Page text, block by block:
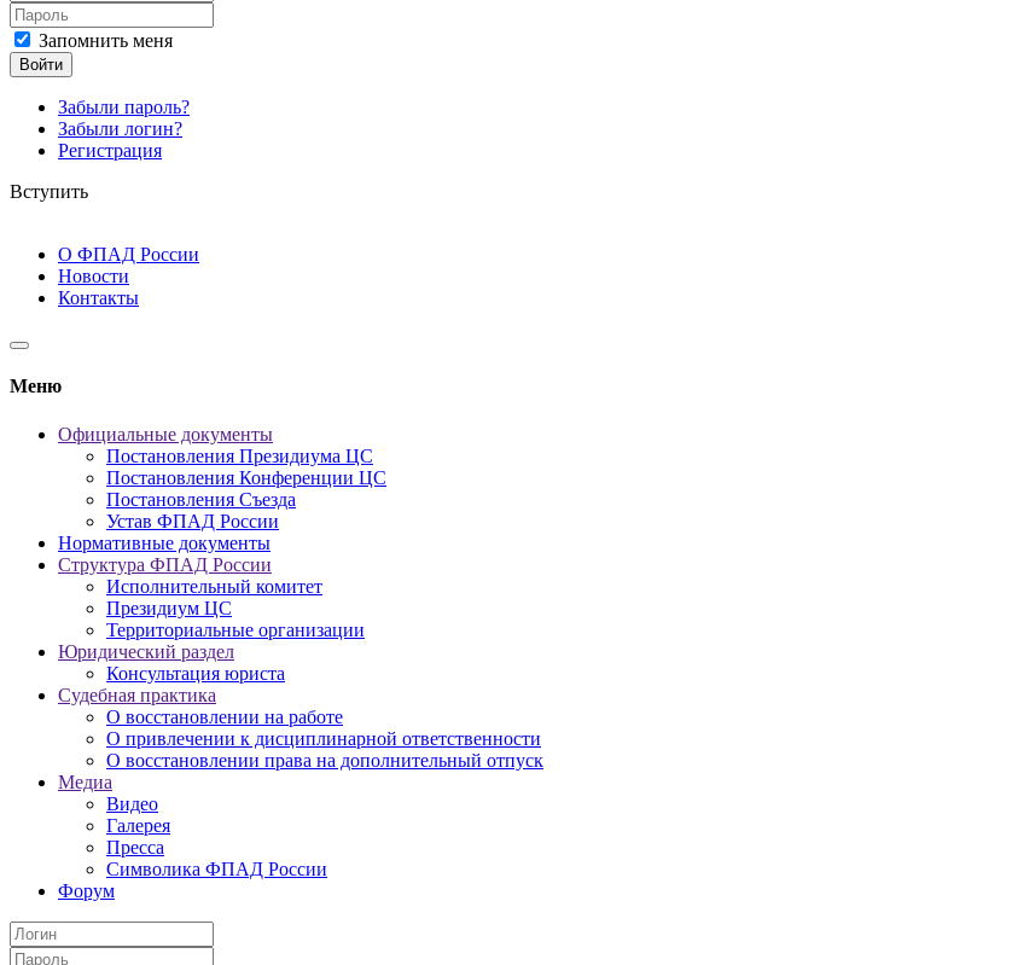
Запомнить меня
Войти
Забыли пароль?
Забыли логин?
Регистрация
Вступить
О ФПАД России
Новости
Контакты
Меню
Официальные документы
Постановления Президиума ЦС
Постановления Конференции ЦС
Постановления Съезда
Устав ФПАД России
Нормативные документы
Структура ФПАД России
Исполнительный комитет
Президиум ЦС
Территориальные организации
Юридический раздел
Консультация юриста
Судебная практика
О восстановлении на работе
О привлечении к дисциплинарной ответственности
О восстановлении права на дополнительный отпуск
Медиа
Видео
Галерея
Пресса
Символика ФПАД России
Форум